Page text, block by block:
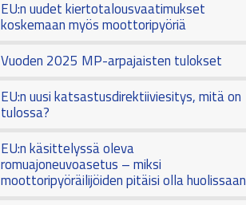
EU:n uudet kiertotalousvaatimukset
koskemaan myös moottoripyöriä
Vuoden 2025 MP-arpajaisten tulokset
EU:n uusi katsastusdirektiiviesitys, mitä on
tulossa?
EU:n käsittelyssä oleva
romuajoneuvoasetus – miksi
moottoripyöräilijöiden pitäisi olla huolissaan